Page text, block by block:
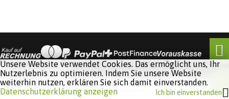
Software:
Unsere Website verwendet Cookies. Das ermöglicht uns, Ihr
Nutzerlebnis zu optimieren. Indem Sie unsere Website
weiterhin nutzen, erklären Sie sich damit einverstanden.
Datenschutzerklärung anzeigen
Ich bin einverstanden